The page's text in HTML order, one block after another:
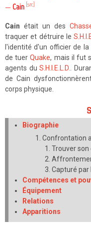
— Cain [src]
Cain était un des
traquer et détruire le
l'identité d'un officier de la
de tuerQuake, mais il fut
agents duS.H.I.E.L.D.
.
de Cain
corps physique.
Biographie
Confrontation
Trouver
Capturé par
Compétences et
Équipement
Relations
Apparitions